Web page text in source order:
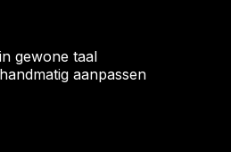
gewone taal
aanpassen